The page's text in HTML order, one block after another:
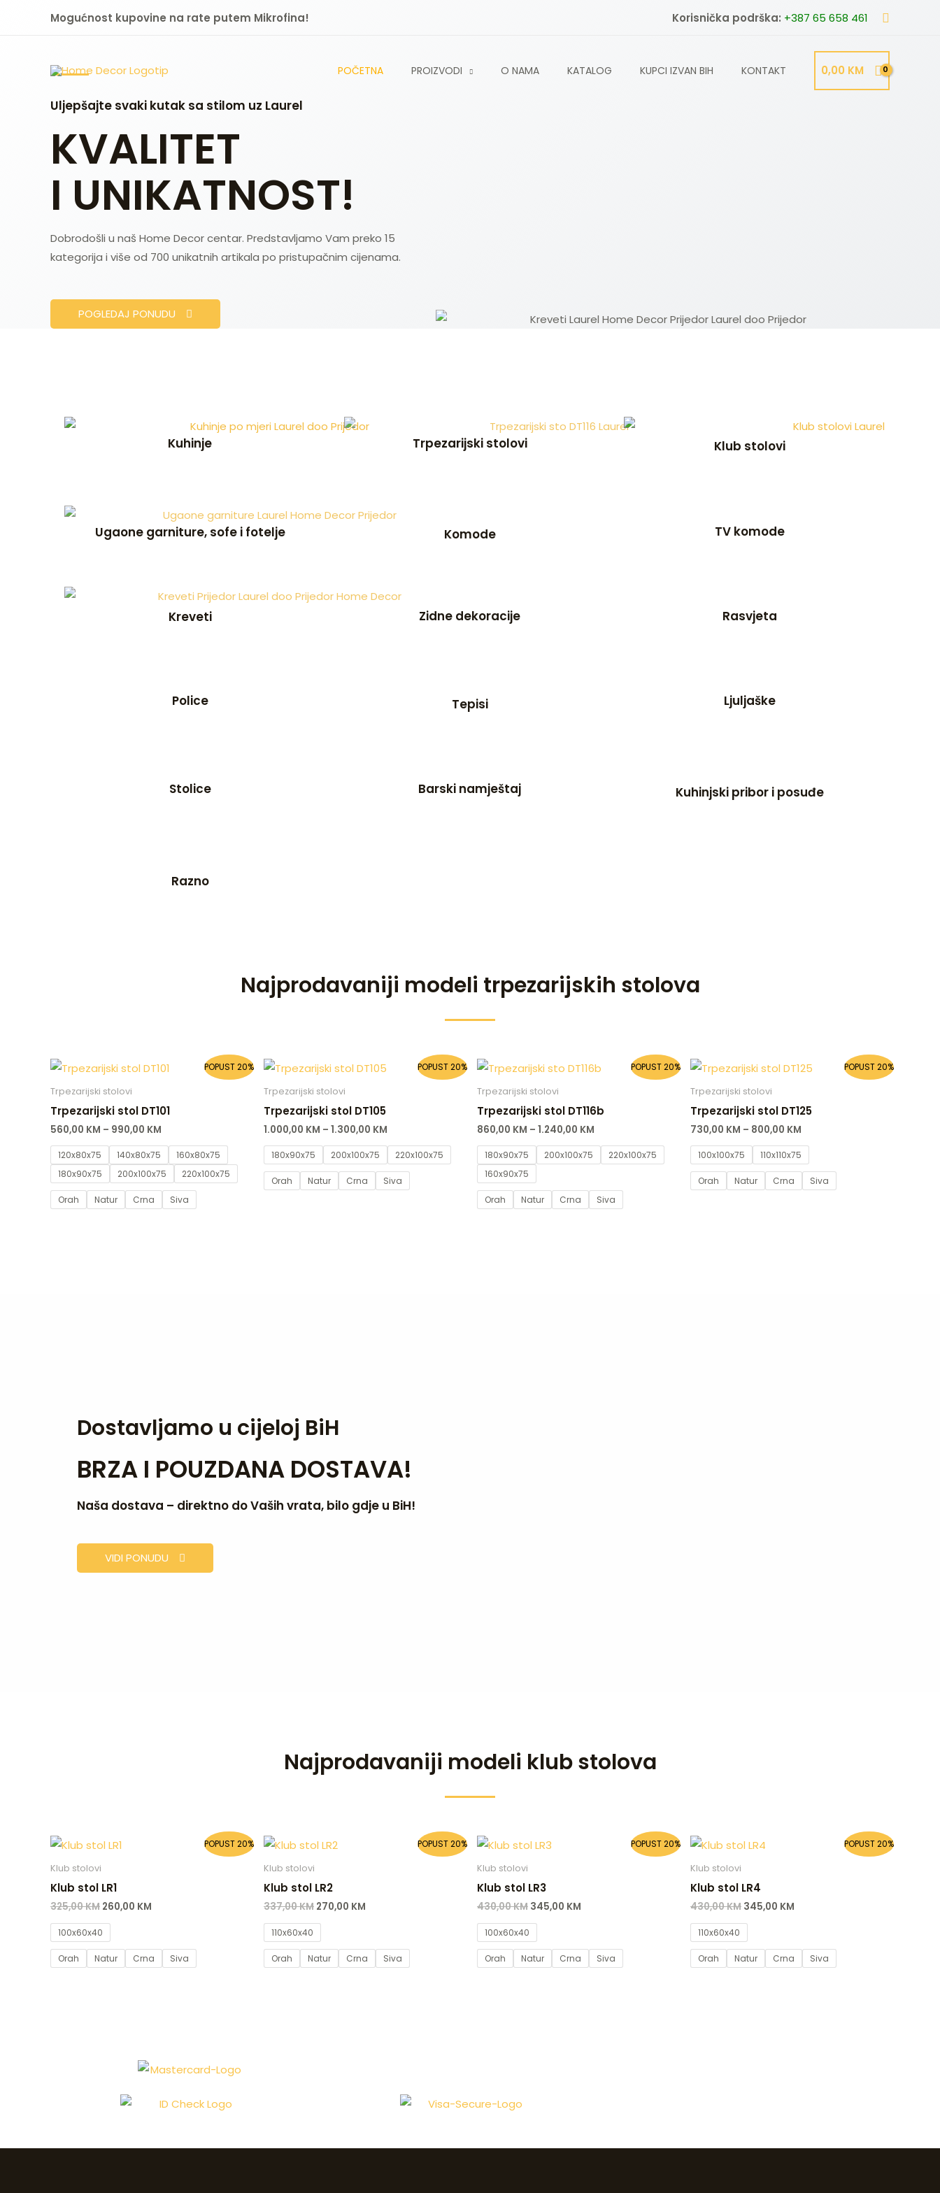
Mogućnost kupovine na rate putem Mikrofina! Korisnička podrška: +387 65 658 461 Search
POČETNA PROIZVODI O NAMA KATALOG KUPCI IZVAN BIH KONTAKT 0,00 KM
Uljepšajte svaki kutak sa stilom uz Laurel
KVALITET
I UNIKATNOST!
Dobrodošli u naš Home Decor centar. Predstavljamo Vam preko 15
kategorija i više od 700 unikatnih artikala po pristupačnim cijenama.
POGLEDAJ PONUDU
Kuhinje Trpezarijski stolovi Klub stolovi
Ugaone garniture, sofe i fotelje Komode TV komode
Kreveti Zidne dekoracije Rasvjeta
Police Tepisi Ljuljaške
Stolice Barski namještaj Kuhinjski pribor i posuđe
Razno
Najprodavaniji modeli trpezarijskih stolova
POPUST 20%
Trpezarijski stolovi
Trpezarijski stol DT101
560,00 KM – 990,00 KM
120x80x75 140x80x75
160x80x75
180x90x75
200x100x75 220x100x75
Orah Natur Crna Siva
POPUST 20%
Trpezarijski stolovi
Trpezarijski stol DT105
1.000,00 KM – 1.300,00 KM
180x90x75 200x100x75 220x100x75
Orah Natur Crna Siva
POPUST 20%
Trpezarijski stolovi
Trpezarijski stol DT116b
860,00 KM – 1.240,00 KM
180x90x75 200x100x75
220x100x75
160x90x75
Orah Natur Crna Siva
POPUST 20%
Trpezarijski stolovi
Trpezarijski stol DT125
730,00 KM – 800,00 KM
100x100x75 110x110x75
Orah Natur Crna Siva
Dostavljamo u cijeloj BiH
BRZA I POUZDANA DOSTAVA!
Naša dostava – direktno do Vaših vrata, bilo gdje u BiH!
VIDI PONUDU
Najprodavaniji modeli klub stolova
POPUST 20%
Klub stolovi
Klub stol LR1
325,00KM
Original
price
260,00 KM
100x60x40
Orah Natur Crna Siva
POPUST 20%
Klub stolovi
Klub stol LR2
337,00KM
Original
price
270,00 KM
110x60x40
Orah Natur Crna Siva
POPUST 20%
Klub stolovi
Klub stol LR3
430,00KM
Original
price
345,00 KM
100x60x40
Orah Natur Crna Siva
POPUST 20%
Klub stolovi
Klub stol LR4
430,00KM
Original
price
345,00 KM
110x60x40
Orah Natur Crna Siva